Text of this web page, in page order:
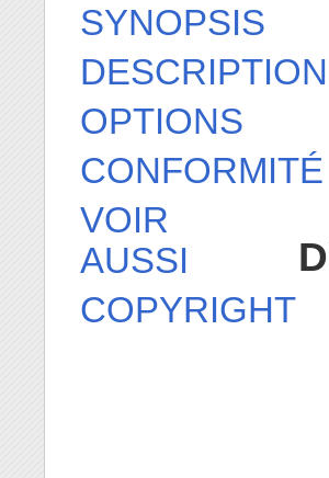
SYNOPSIS
DESCRIPTION
OPTIONS
CONFORMITÉ
VOIR
AUSSI
COPYRIGHT